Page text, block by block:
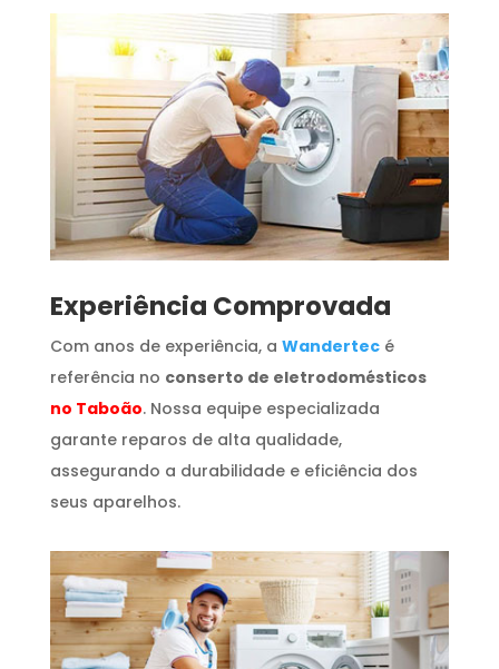
​Experiência Comprovada
Com anos de experiência, a Wandertecé
referência no conserto de eletrodomésticos
no Taboão. Nossa equipe especializada
garante reparos de alta qualidade,
assegurando a durabilidade e eficiência dos
seus aparelhos.